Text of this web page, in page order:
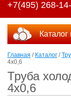
+7(495) 268-
Каталог
Главная / Каталог /
4х0,6
Труба
4х0,6